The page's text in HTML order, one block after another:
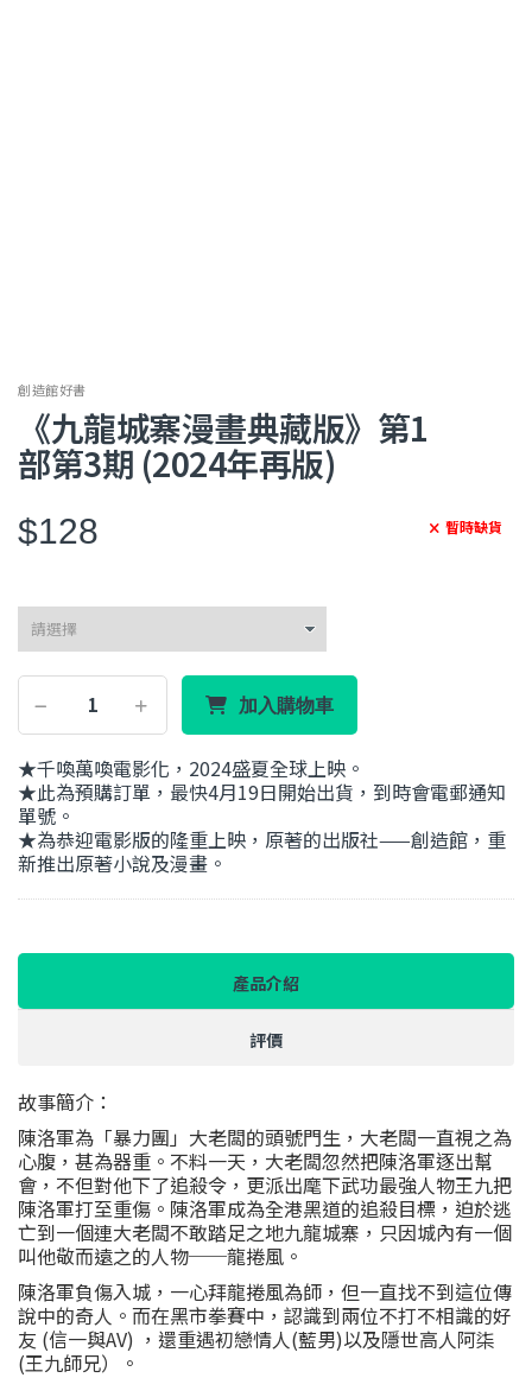
創造館好書
《九龍城寨漫畫典藏版》第1
部第3期 (2024年再版)
暫時缺貨
$128
加入購物車
★千喚萬喚電影化，2024盛夏全球上映。
★此為預購訂單，最快4月19日開始出貨，到時會電郵通知
單號。
★為恭迎電影版的隆重上映，原著的出版社——創造館，重
新推出原著小說及漫畫。
產品介紹
評價
故事簡介：
陳洛軍為「暴力團」大老闆的頭號門生，大老闆一直視之為
心腹，甚為器重。不料一天，大老闆忽然把陳洛軍逐出幫
會，不但對他下了追殺令，更派出麾下武功最強人物王九把
陳洛軍打至重傷。陳洛軍成為全港黑道的追殺目標，迫於逃
亡到一個連大老闆不敢踏足之地九龍城寨，只因城內有一個
叫他敬而遠之的人物──龍捲風。
陳洛軍負傷入城，一心拜龍捲風為師，但一直找不到這位傳
說中的奇人。而在黑市拳賽中，認識到兩位不打不相識的好
友 (信一與AV) ，還重遇初戀情人(藍男)以及隱世高人阿柒
(王九師兄）。